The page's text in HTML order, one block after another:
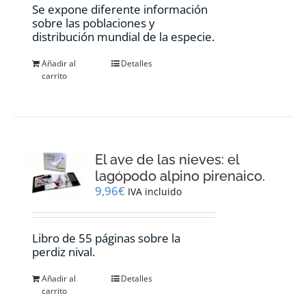
Se expone diferente información
sobre las poblaciones y
distribución mundial de la especie.
Añadir al
carrito
Detalles
El ave de las nieves: el
lagópodo alpino pirenaico.
9,96€ IVA incluido
Libro de 55 páginas sobre la
perdiz nival.
Añadir al
carrito
Detalles